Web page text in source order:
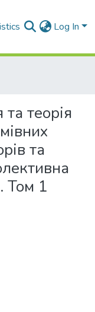
Log In
теорія
та
Том 1